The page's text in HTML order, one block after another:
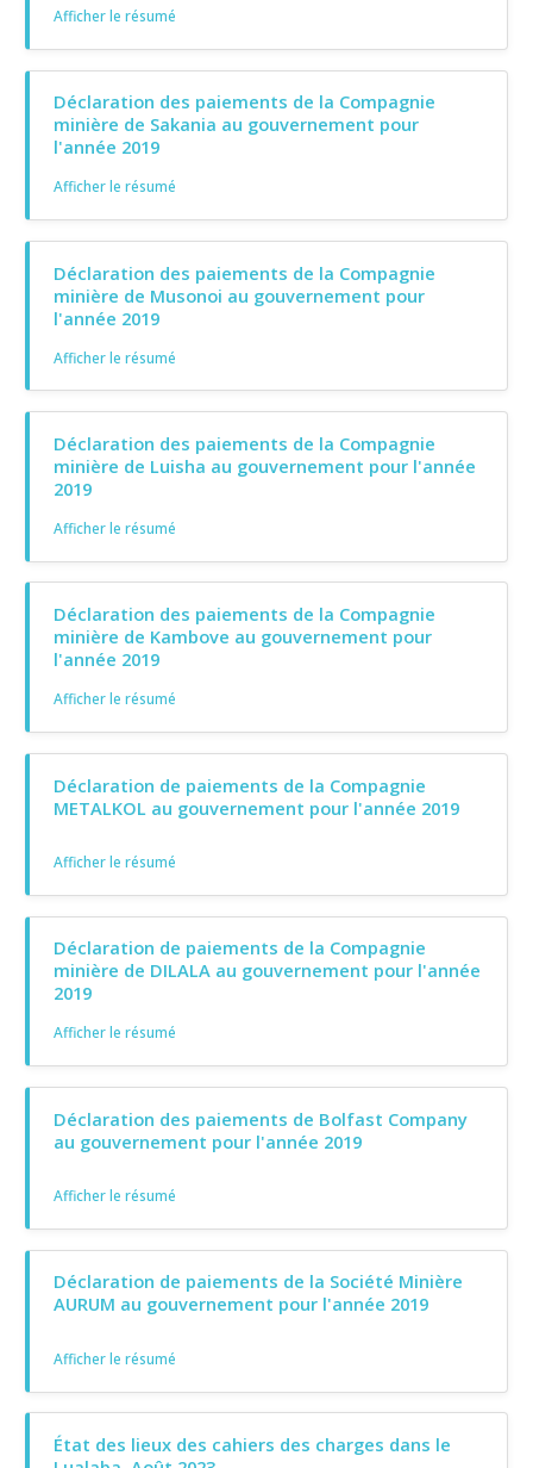
Afficher le résumé
Déclaration des paiements de la Compagnie
minière de Sakania au gouvernement pour
l'année 2019
Afficher le résumé
Déclaration des paiements de la Compagnie
minière de Musonoi au gouvernement pour
l'année 2019
Afficher le résumé
Déclaration des paiements de la Compagnie
minière de Luisha au gouvernement pour l'année
2019
Afficher le résumé
Déclaration des paiements de la Compagnie
minière de Kambove au gouvernement pour
l'année 2019
Afficher le résumé
Déclaration de paiements de la Compagnie
METALKOL au gouvernement pour l'année 2019
Afficher le résumé
Déclaration de paiements de la Compagnie
minière de DILALA au gouvernement pour l'année
2019
Afficher le résumé
Déclaration des paiements de Bolfast Company
au gouvernement pour l'année 2019
Afficher le résumé
Déclaration de paiements de la Société Minière
AURUM au gouvernement pour l'année 2019
Afficher le résumé
État des lieux des cahiers des charges dans le